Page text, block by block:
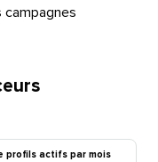
profils actifs par mois​​